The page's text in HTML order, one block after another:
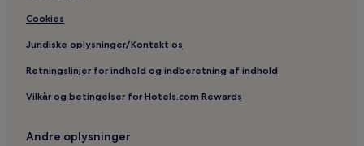
Cookies
Juridiske oplysninger/Kontakt os
Retningslinjer for indhold og indberetning af indhold
Vilkår og betingelser for Hotels.com Rewards
Andre oplysninger